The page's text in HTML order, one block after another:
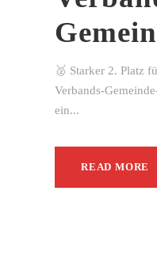
🥈 Starker 2. Platz
Verbands-
ein...
READ MORE